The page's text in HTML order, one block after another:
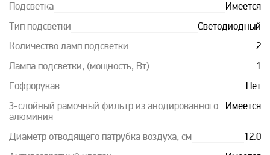
Подсветка Имеется
Тип подсветки Светодиодный
Количество ламп подсветки 2
Лампа подсветки, (мощность, Вт) 1
Гофрорукав Нет
3-слойный рамочный фильтр из анодированного
алюминия
Имеется
Диаметр отводящего патрубка воздуха, см 12.0